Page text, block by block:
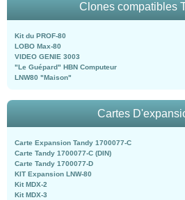
Clones compatibles
Kit du PROF-80
LOBO Max-80
VIDEO GENIE 3003
"Le Guépard" HBN Computeur
LNW80 "Maison"
Cartes
Carte Expansion Tandy 1700077-C
Carte Tandy 1700077-C (DIN)
Carte Tandy 1700077-D
KIT Expansion LNW-80
Kit MDX-2
Kit MDX-3